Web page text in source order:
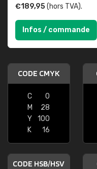
€189,95(hors TVA).
Infos / commande
CODE CMYK
C
0
M
28
Y
100
K
16
CODE HSB/HSV